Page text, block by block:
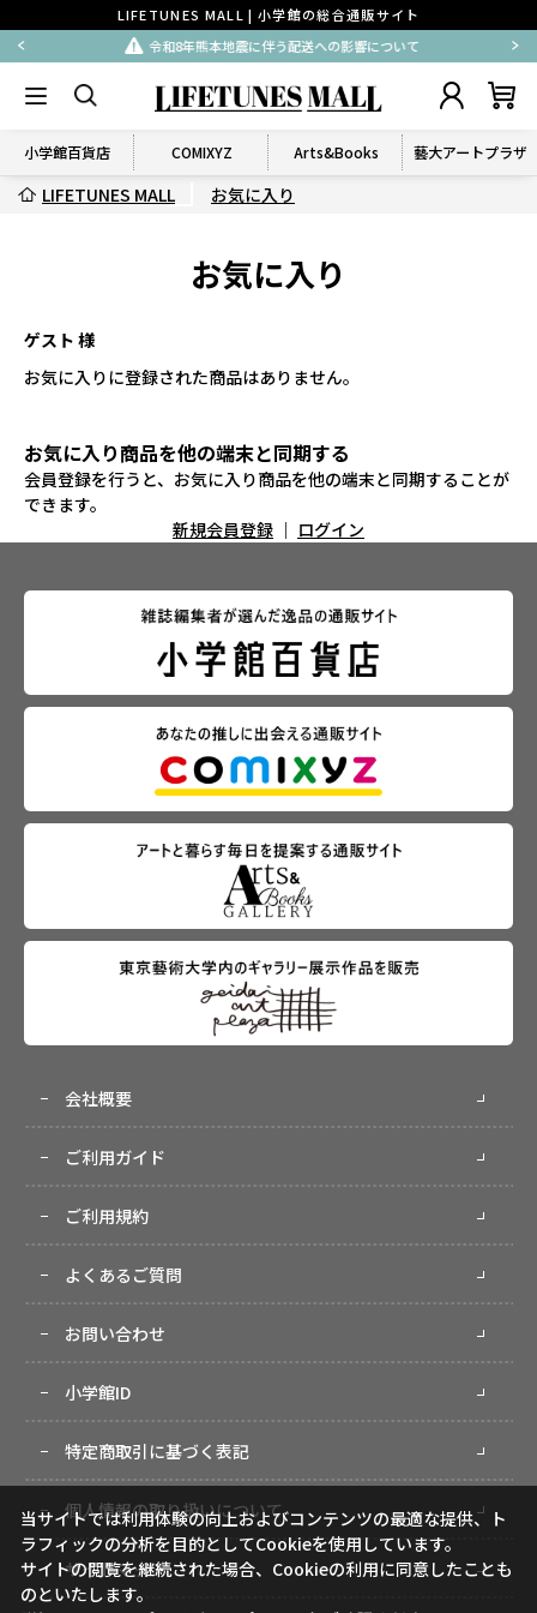
LIFETUNES MALL | 小学館の総合通販サイト
令和8年熊本地震に伴う配送への影響について
小学館百貨店 COMIXYZ Arts&Books 藝大アートプラザ
LIFETUNES MALL お気に入り
お気に入り
ゲスト 様
お気に入りに登録された商品はありません。
お気に入り商品を他の端末と同期する
会員登録を行うと、お気に入り商品を他の端末と同期することが
できます。
新規会員登録 ｜ ログイン
会社概要
ご利用ガイド
ご利用規約
よくあるご質問
お問い合わせ
小学館ID
特定商取引に基づく表記
個人情報の取り扱いについて
サイトマップ
当サイトでは利用体験の向上およびコンテンツの最適な提供、ト
ラフィックの分析を目的としてCookieを使用しています。
サイトの閲覧を継続された場合、Cookieの利用に同意したことも
のといたします。